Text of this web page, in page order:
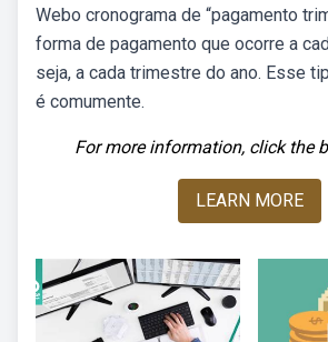
Webo cronograma de “pagamento
forma de pagamento que ocorre a
seja, a cada trimestre do ano. Esse
é comumente.
For more information, click the
LEARN MORE